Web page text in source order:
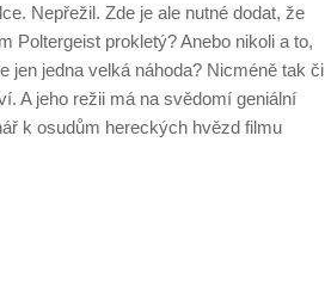
Nepřežil. Zde je ale nutné dodat, že
Poltergeist prokletý? Anebo nikoli a to,
jen jedna velká náhoda? Nicméně tak či
A jeho režii má na svědomí geniální
k osudům hereckých hvězd filmu